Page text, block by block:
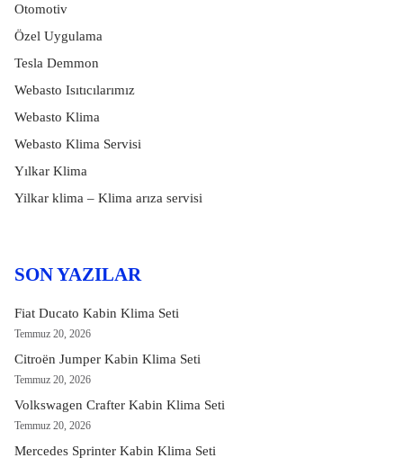
Otomotiv
Özel Uygulama
Tesla Demmon
Webasto Isıtıcılarımız
Webasto Klima
Webasto Klima Servisi
Yılkar Klima
Yilkar klima – Klima arıza servisi
SON YAZILAR
Fiat Ducato Kabin Klima Seti
Temmuz 20, 2026
Citroën Jumper Kabin Klima Seti
Temmuz 20, 2026
Volkswagen Crafter Kabin Klima Seti
Temmuz 20, 2026
Mercedes Sprinter Kabin Klima Seti